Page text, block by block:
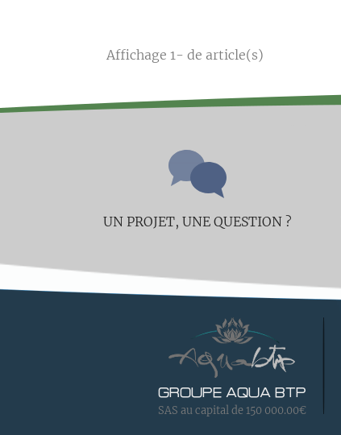
Affichage 1- de article(s)
UN PROJET, UNE QUESTION ?
GROUPE AQUA BTP
SAS au capital de 150 000.00€